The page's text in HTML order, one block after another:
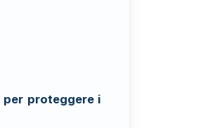
per proteggere i